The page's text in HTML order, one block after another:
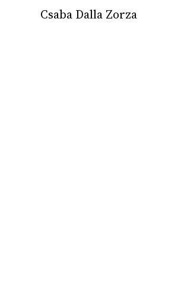
Csaba Dalla Zorza